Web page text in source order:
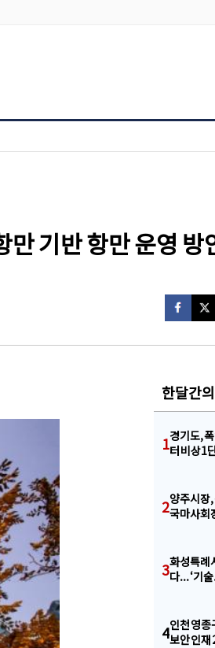
기반 항만 운영 방
한달간
경기도,
터 비상1
1
양주시장
국마사회
2
화성특례
다... ‘기
3
인천 영종
보안 인재
4